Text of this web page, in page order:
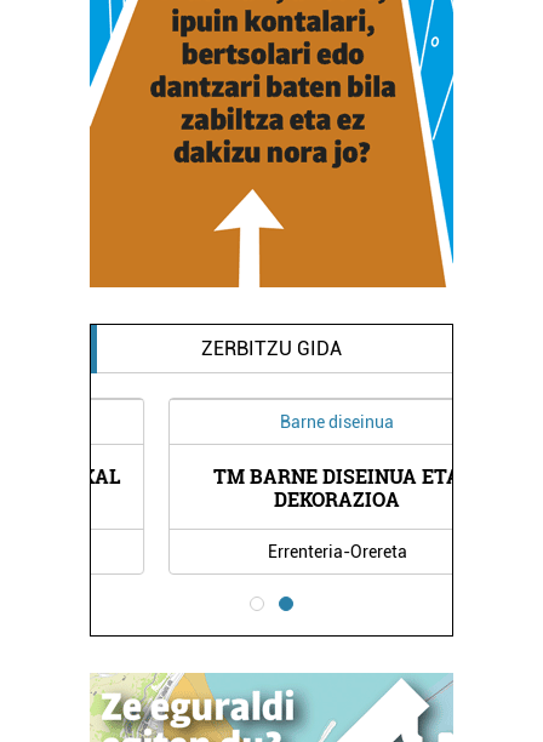
ZERBITZU GIDA
Barne diseinua
TM BARNE DISEINUA ETA
DEKORAZIOA
Errenteria-Orereta